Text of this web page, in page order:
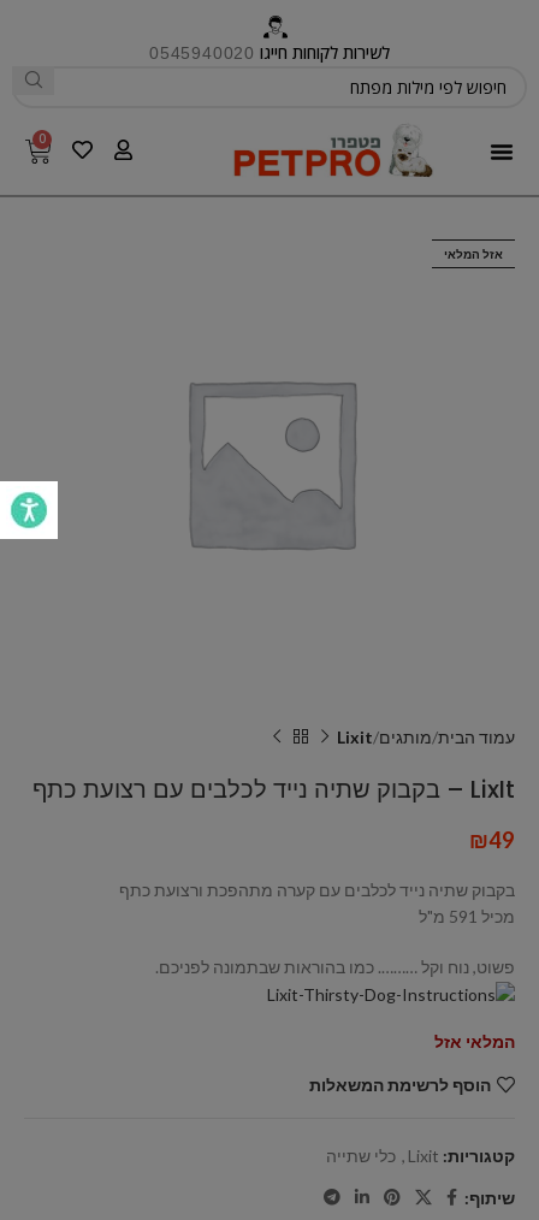
לשירות לקוחות חייגו 0545940020
0
אזל המלאי
עמוד הבית מותגים Lixit
LixIt – בקבוק שתיה נייד לכלבים עם רצועת כתף
₪49
בקבוק שתיה נייד לכלבים עם קערה מתהפכת ורצועת כתף
מכיל 591 מ"ל
פשוט, נוח וקל ………. כמו בהוראות שבתמונה לפניכם.
המלאי אזל
הוסף לרשימת המשאלות
קטגוריות: Lixit
, כלי שתייה
שיתוף: